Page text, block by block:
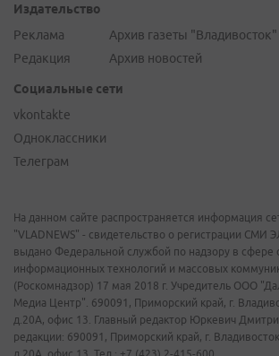
Издательство
Реклама
Редакция
Архив газеты "Владивосток"
Архив новостей
Социальные сети
vkontakte
Одноклассники
Телеграм
На данном сайте распространяется информация
"VLADNEWS" - свидетельство о регистрации СМИ
выдано Федеральной службой по надзору в сфере
информационных технологий и массовых
(Роскомнадзор) 17 мая 2018 г. Учредитель ООО
Медиа Центр". 690091, Приморский край, г.
д.20А, офис 13. Главный редактор Юркевич
редакции: 690091, Приморский край, г.
д.20А, офис 13. Тел.: +7 (423) 2-415-600.